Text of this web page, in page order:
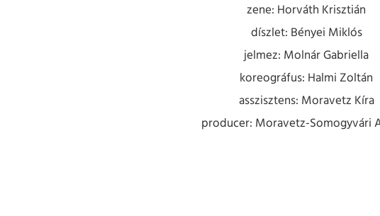
zene: Horváth Krisztián
díszlet: Bényei Miklós
jelmez: Molnár Gabriella
koreográfus: Halmi Zoltán
asszisztens: Moravetz Kíra
producer: Moravetz-Somogyvári